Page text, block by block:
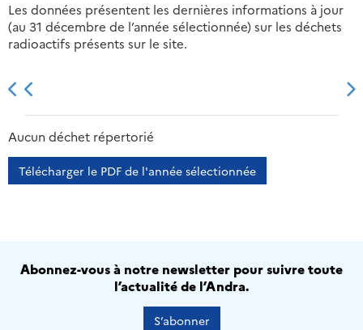
Les données présentent les dernières informations à jour
(au 31 décembre de l’année sélectionnée) sur les déchets
radioactifs présents sur le site.
2013 2014
Aucun déchet répertorié
Télécharger le PDF de l'année sélectionnée
Abonnez-vous à notre newsletter pour suivre toute
l’actualité de l’Andra.
S’abonner